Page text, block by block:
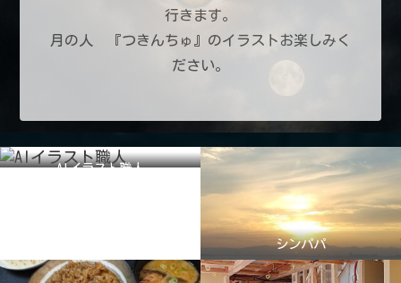
行きます。
月の人 『つきんちゅ』のイラストお楽しみく
ださい。
AIイラスト職人
シンパパ